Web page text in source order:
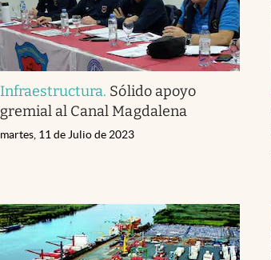
Infraestructura. Sólido apoyo
gremial al Canal Magdalena
martes, 11 de Julio de 2023